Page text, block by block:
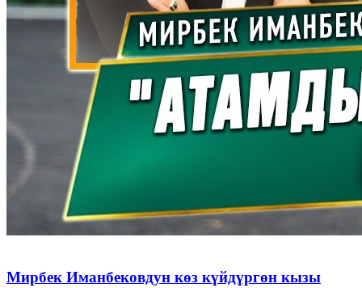
Мирбек Иманбековдун көз күйдүргөн кызы